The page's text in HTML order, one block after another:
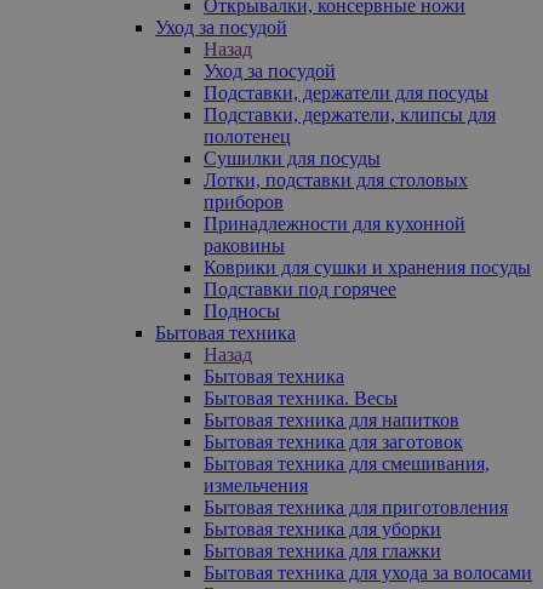
Открывалки, консервные ножи
Уход за посудой
Назад
Уход за посудой
Подставки, держатели для посуды
Подставки, держатели, клипсы для
полотенец
Сушилки для посуды
Лотки, подставки для столовых
приборов
Принадлежности для кухонной
раковины
Коврики для сушки и хранения посуды
Подставки под горячее
Подносы
Бытовая техника
Назад
Бытовая техника
Бытовая техника. Весы
Бытовая техника для напитков
Бытовая техника для заготовок
Бытовая техника для смешивания,
измельчения
Бытовая техника для приготовления
Бытовая техника для уборки
Бытовая техника для глажки
Бытовая техника для ухода за волосами